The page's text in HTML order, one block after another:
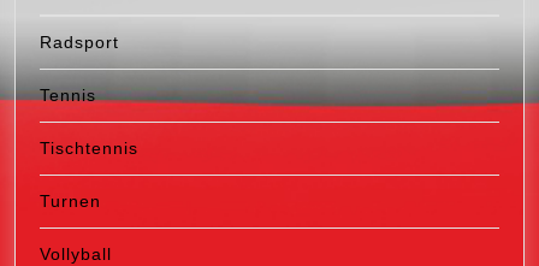
Radsport
Tennis
Tischtennis
Turnen
Vollyball